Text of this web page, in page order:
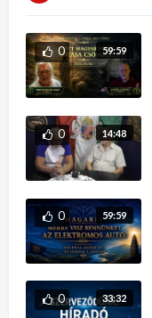
59:59
0
14:48
0
59:59
0
33:32
0